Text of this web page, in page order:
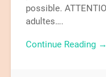
possible.
adultes….
Continue Reading →